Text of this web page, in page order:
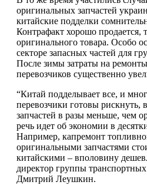
оригинальных запчастей
китайские подделки
Контрафакт хорошо продается,
оригинального товара. Особо
секторе запасных частей для
После зимы затраты на
перевозчиков существенно
“Китай подделывает все, и
перевозчики готовы рискнуть,
запчастей в разы меньше, чем
речь идет об экономии в
Например, капремонт
оригинальными запчастями
китайскими – вполовину
директор группы
Дмитрий Леушкин.